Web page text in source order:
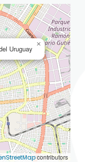
Uruguay
×
contributors